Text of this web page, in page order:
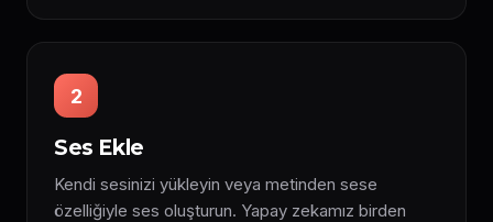
2
Ses Ekle
Kendi sesinizi yükleyin veya metinden sese
özelliğiyle ses oluşturun. Yapay zekamız birden